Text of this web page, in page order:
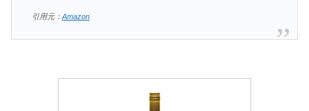
引用元： Amazon